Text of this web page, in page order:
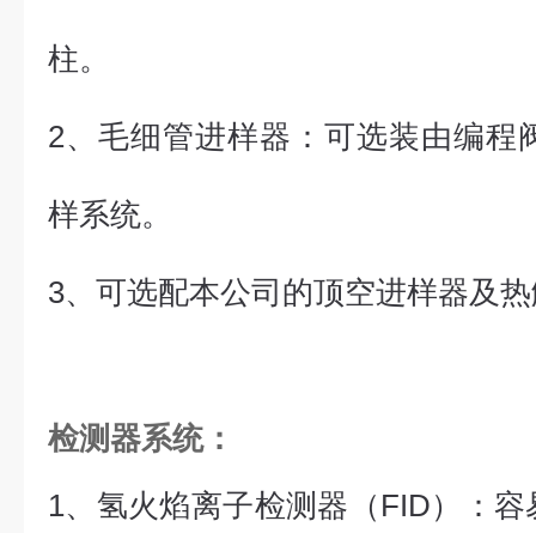
柱。
2、毛细管进样器：可选装由编程
样系统。
3、可选配本公司的顶空进样器及
检测器系统：
1、 氢火焰离子检测器（FID）：